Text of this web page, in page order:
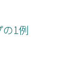
of
liver
1例